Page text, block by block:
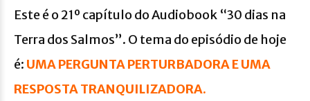
Este é o 21º capítulo do Audiobook “30 dias na
Terra dos Salmos”. O tema do episódio de hoje
é: UMA PERGUNTA PERTURBADORA E UMA
RESPOSTA TRANQUILIZADORA.